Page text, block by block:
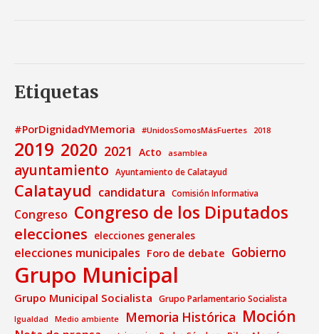
Etiquetas
#PorDignidadYMemoria #UnidosSomosMásFuertes 2018
2019 2020 2021 Acto asamblea
ayuntamiento Ayuntamiento de Calatayud
Calatayud candidatura Comisión Informativa
Congreso Congreso de los Diputados
elecciones elecciones generales
elecciones municipales Foro de debate Gobierno
Grupo Municipal
Grupo Municipal Socialista Grupo Parlamentario Socialista
Igualdad Medio ambiente Memoria Histórica Moción